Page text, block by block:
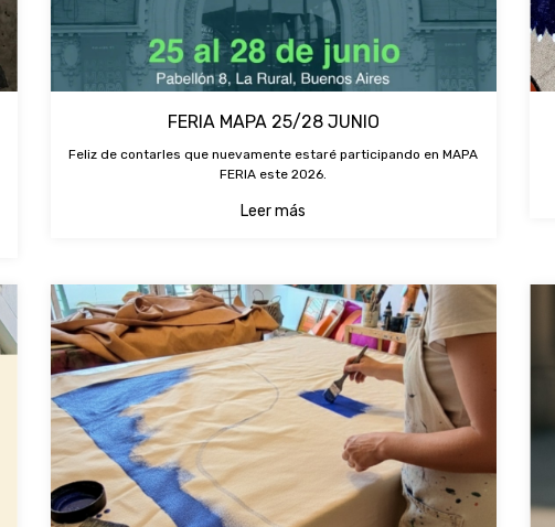
FERIA MAPA 25/28 JUNIO
Feliz de contarles que nuevamente estaré participando en MAPA
FERIA este 2026.
Leer más